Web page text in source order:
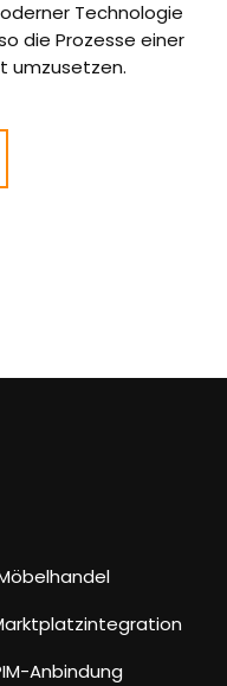
Technologie
die Prozesse einer
umzusetzen.
Anbindung